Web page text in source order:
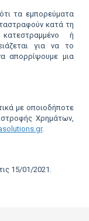
τα εμπορεύματα
κατά τη
ή
για να το
απορρίψουμε μια
με οποιοδήποτε
Χρημάτων,
.
15/01/2021.